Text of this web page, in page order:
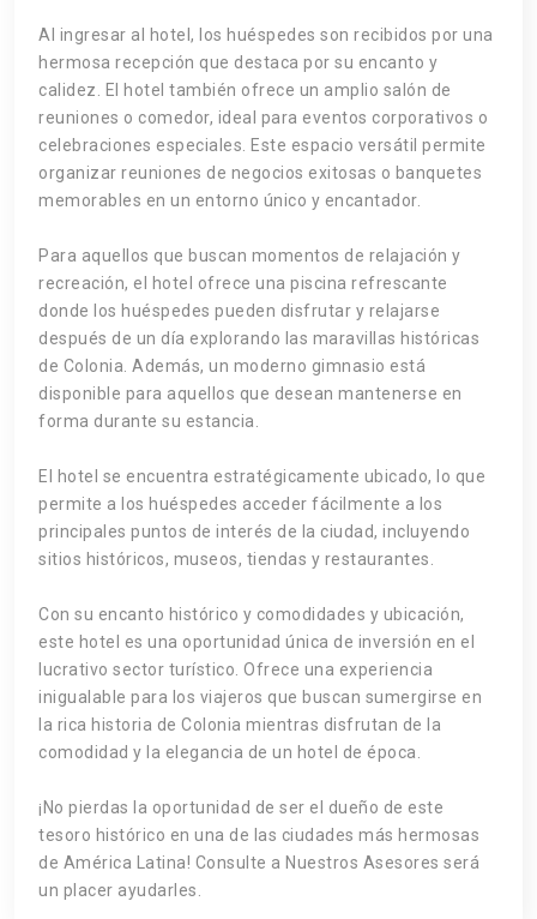
Al ingresar al hotel, los huéspedes son recibidos por una
hermosa recepción que destaca por su encanto y
calidez. El hotel también ofrece un amplio salón de
reuniones o comedor, ideal para eventos corporativos o
celebraciones especiales. Este espacio versátil permite
organizar reuniones de negocios exitosas o banquetes
memorables en un entorno único y encantador.
Para aquellos que buscan momentos de relajación y
recreación, el hotel ofrece una piscina refrescante
donde los huéspedes pueden disfrutar y relajarse
después de un día explorando las maravillas históricas
de Colonia. Además, un moderno gimnasio está
disponible para aquellos que desean mantenerse en
forma durante su estancia.
El hotel se encuentra estratégicamente ubicado, lo que
permite a los huéspedes acceder fácilmente a los
principales puntos de interés de la ciudad, incluyendo
sitios históricos, museos, tiendas y restaurantes.
Con su encanto histórico y comodidades y ubicación,
este hotel es una oportunidad única de inversión en el
lucrativo sector turístico. Ofrece una experiencia
inigualable para los viajeros que buscan sumergirse en
la rica historia de Colonia mientras disfrutan de la
comodidad y la elegancia de un hotel de época.
¡No pierdas la oportunidad de ser el dueño de este
tesoro histórico en una de las ciudades más hermosas
de América Latina! Consulte a Nuestros Asesores será
un placer ayudarles.